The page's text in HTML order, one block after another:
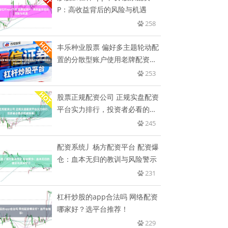
P：高收益背后的风险与机遇
258
丰乐种业股票 偏好多主题轮动配
置的分散型账户使用老牌配资公
253
股票正规配资公司 正规实盘配资
平台实力排行，投资者必看的权
245
配资系统丿杨方配资平台 配资爆
仓：血本无归的教训与风险警示
231
杠杆炒股的app合法吗 网络配资
哪家好？选平台推荐！
229